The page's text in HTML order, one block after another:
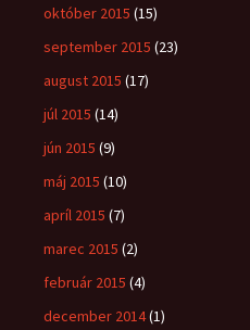
október 2015 (15)
september 2015 (23)
august 2015 (17)
júl 2015 (14)
jún 2015 (9)
máj 2015 (10)
apríl 2015 (7)
marec 2015 (2)
február 2015 (4)
december 2014(1)